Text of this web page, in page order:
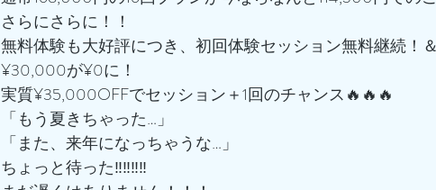
さらにさらに！！
無料体験も大好評につき、初回体験セッション無料継続！
¥30,000が¥0に！
実質¥35,000OFFでセッション＋1回のチャンス🔥🔥🔥
「もう夏きちゃった…」
「また、来年になっちゃうな…」
ちょっと待った‼️‼️‼️‼️